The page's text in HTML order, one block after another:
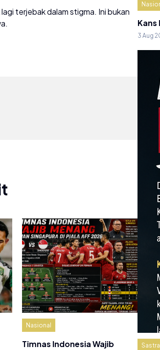
terjebak dalam stigma. Ini bukan
Nasional
Timnas Indonesia Wajib
Kans
3 Aug
Sastra